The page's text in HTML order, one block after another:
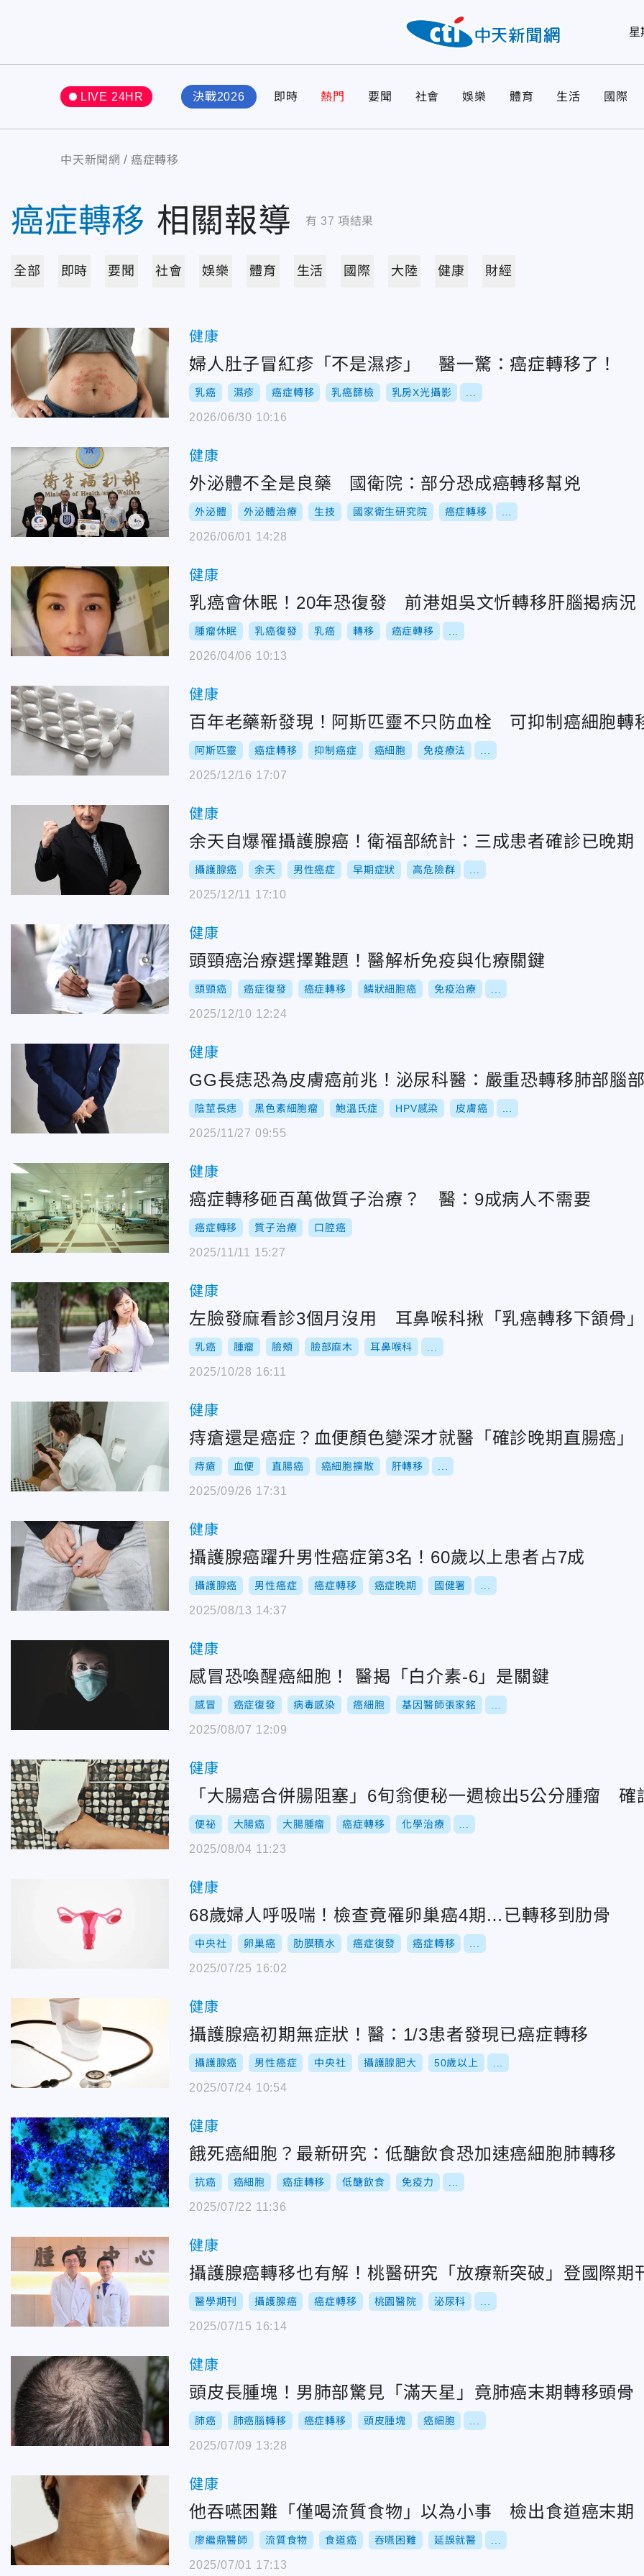
星
LIVE 24HR 決戰2026 即時 熱門 要聞 社會 娛樂 體育 生活 國際
中天新聞網 癌症轉移
癌症轉移 相關報導 有 37 項結果
全部 即時 要聞 社會 娛樂 體育 生活 國際 大陸 健康 財經
健康
婦人肚子冒紅疹「不是濕疹」 醫一驚：癌症轉移了！
乳癌 濕疹 癌症轉移 乳癌篩檢 乳房X光攝影
2026/06/30 10:16
健康
外泌體不全是良藥 國衛院：部分恐成癌轉移幫兇
外泌體 外泌體治療 生技 國家衛生研究院 癌症轉移
2026/06/01 14:28
健康
乳癌會休眠！20年恐復發 前港姐吳文忻轉移肝腦揭病況
腫瘤休眠 乳癌復發 乳癌 轉移 癌症轉移
2026/04/06 10:13
健康
百年老藥新發現！阿斯匹靈不只防血栓 可抑制癌細胞轉
阿斯匹靈 癌症轉移 抑制癌症 癌細胞 免疫療法
2025/12/16 17:07
健康
余天自爆罹攝護腺癌！衛福部統計：三成患者確診已晚期
攝護腺癌 余天 男性癌症 早期症狀 高危險群
2025/12/11 17:10
健康
頭頸癌治療選擇難題！醫解析免疫與化療關鍵
頭頸癌 癌症復發 癌症轉移 鱗狀細胞癌 免疫治療
2025/12/10 12:24
健康
GG長痣恐為皮膚癌前兆！泌尿科醫：嚴重恐轉移肺部腦
陰莖長痣 黑色素細胞瘤 鮑溫氏症 HPV感染 皮膚癌
2025/11/27 09:55
健康
癌症轉移砸百萬做質子治療？ 醫：9成病人不需要
癌症轉移 質子治療 口腔癌
2025/11/11 15:27
健康
左臉發麻看診3個月沒用 耳鼻喉科揪「乳癌轉移下頷骨」
乳癌 腫瘤 臉頰 臉部麻木 耳鼻喉科
2025/10/28 16:11
健康
痔瘡還是癌症？血便顏色變深才就醫「確診晚期直腸癌」
痔瘡 血便 直腸癌 癌細胞擴散 肝轉移
2025/09/26 17:31
健康
攝護腺癌躍升男性癌症第3名！60歲以上患者占7成
攝護腺癌 男性癌症 癌症轉移 癌症晚期 國健署
2025/08/13 14:37
健康
感冒恐喚醒癌細胞！ 醫揭「白介素-6」是關鍵
感冒 癌症復發 病毒感染 癌細胞 基因醫師張家銘
2025/08/07 12:09
健康
「大腸癌合併腸阻塞」6旬翁便秘一週檢出5公分腫瘤 確
便祕 大腸癌 大腸腫瘤 癌症轉移 化學治療
2025/08/04 11:23
健康
68歲婦人呼吸喘！檢查竟罹卵巢癌4期…已轉移到肋骨
中央社 卵巢癌 肋膜積水 癌症復發 癌症轉移
2025/07/25 16:02
健康
攝護腺癌初期無症狀！醫：1/3患者發現已癌症轉移
攝護腺癌 男性癌症 中央社 攝護腺肥大 50歲以上
2025/07/24 10:54
健康
餓死癌細胞？最新研究：低醣飲食恐加速癌細胞肺轉移
抗癌 癌細胞 癌症轉移 低醣飲食 免疫力
2025/07/22 11:36
健康
攝護腺癌轉移也有解！桃醫研究「放療新突破」登國際期
醫學期刊 攝護腺癌 癌症轉移 桃園醫院 泌尿科
2025/07/15 16:14
健康
頭皮長腫塊！男肺部驚見「滿天星」竟肺癌末期轉移頭骨
肺癌 肺癌腦轉移 癌症轉移 頭皮腫塊 癌細胞
2025/07/09 13:28
健康
他吞嚥困難「僅喝流質食物」以為小事 檢出食道癌末期
廖繼鼎醫師 流質食物 食道癌 吞嚥困難 延誤就醫
2025/07/01 17:13